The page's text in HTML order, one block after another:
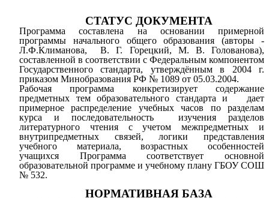
СТАТУС ДОКУМЕНТА
Программа составлена на основании примерной
программы начального общего образования (авторы -
Л.Ф.Климанова,В. Г. Горецкий, М. В. Голованова),
составленной в соответствии с Федеральным компонентом
Государственного стандарта, утверждённым в 2004 г.
приказом Минобразования РФ № 1089 от 05.03.2004.
Рабочая программа конкретизирует содержание
предметных тем образовательного стандарта и дает
примерное распределение учебных часов по разделам
курса и последовательность изучения разделов
литературного чтения с учетом межпредметных и
внутрипредметных связей, логики представления
учебного материала, возрастных особенностей
учащихся Программа соответствует основной
образовательной программе и учебному плану ГБОУ СОШ
№ 532.
НОРМАТИВНАЯ БАЗА